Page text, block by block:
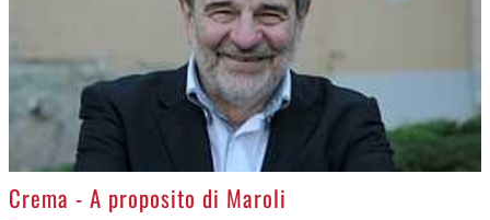
>
Crema - A proposito di Maroli